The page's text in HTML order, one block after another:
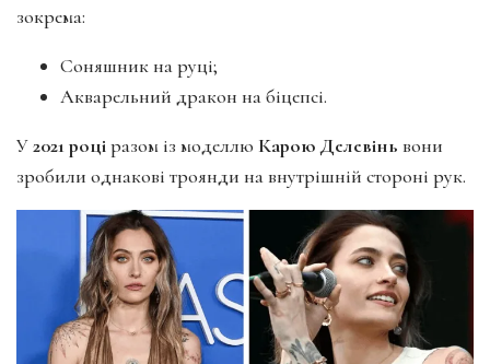
зокрема:
Соняшник на руці;
Акварельний дракон на біцепсі.
У2021 роціразом із моделлю Карою Делевінь вони
зробили однакові троянди на внутрішній стороні рук.